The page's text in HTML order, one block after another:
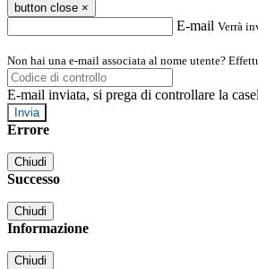
button close ×
E-mail Verrà
Non hai una e-mail associata al nome utente?
E-mail inviata, si prega di controllare la
Errore
Chiudi
Successo
Chiudi
Informazione
Chiudi